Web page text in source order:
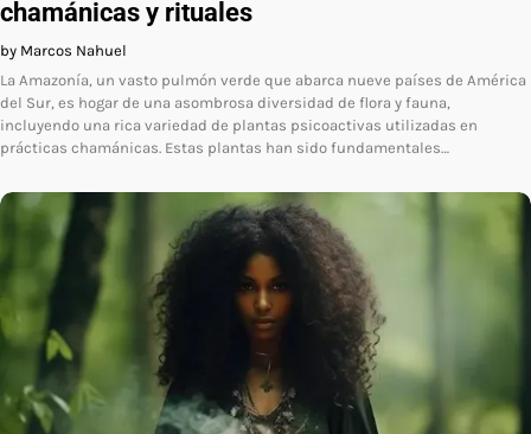
chamánicas y rituales
by Marcos Nahuel
La Amazonía, un vasto pulmón verde que abarca nueve países de América
del Sur, es hogar de una asombrosa diversidad de flora y fauna,
incluyendo una rica variedad de plantas psicoactivas utilizadas en
prácticas chamánicas. Estas plantas han sido fundamentales…